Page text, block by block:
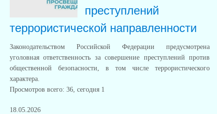
преступлений
террористической направленности
Законодательством Российской Федерации предусмотрена
уголовная ответственность за совершение преступлений против
общественной безопасности, в том числе террористического
характера.
Просмотров всего: 36, сегодня 1
18.05.2026